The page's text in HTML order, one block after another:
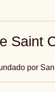
Saint
por